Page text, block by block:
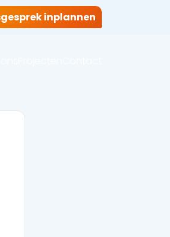
inplannen